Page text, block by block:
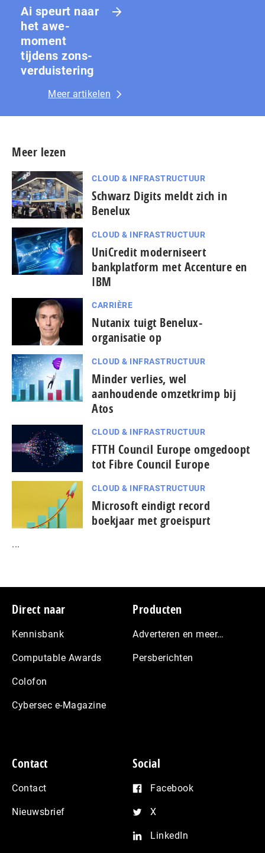
Ai speurt naar
het awe-
moment
tijdens zons­
ver­duis­te­ring
Meer artikelen
Meer lezen
CLOUD & INFRASTRUCTUUR
Schwarz Digits meldt zich in
Benelux
CLOUD & INFRASTRUCTUUR
UniCredit moderniseert
bankplatform met Accenture en
IBM
CARRIÈRE
Nutanix tuigt Benelux-
organisatie op
CLOUD & INFRASTRUCTUUR
Minder verlies, wel
aanhoudende omzetkrimp bij
Atos
CLOUD & INFRASTRUCTUUR
FTTH Council Europe omgedoopt
tot Fibre Council Europe
CLOUD & INFRASTRUCTUUR
Microsoft eindigt record
boekjaar met groeispurt
...
Footer
Direct naar
Kennisbank
Computable Awards
Colofon
Cybersec e-Magazine
Producten
Adverteren en meer…
Persberichten
Contact
Contact
Nieuwsbrief
Social
Facebook
X
LinkedIn